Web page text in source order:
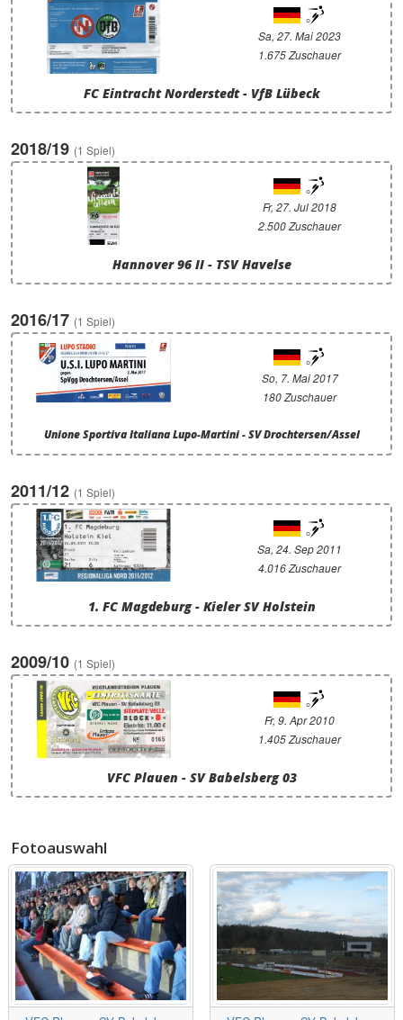
Sa, 27. Mai 2023
1.675 Zuschauer
FC Eintracht Norderstedt - VfB Lübeck
2018/19 (1 Spiel)
Fr, 27. Jul 2018
2.500 Zuschauer
Hannover 96 II - TSV Havelse
2016/17 (1 Spiel)
So, 7. Mai 2017
180 Zuschauer
Unione Sportiva Italiana Lupo-Martini - SV Drochtersen/Assel
2011/12 (1 Spiel)
Sa, 24. Sep 2011
4.016 Zuschauer
1. FC Magdeburg - Kieler SV Holstein
2009/10 (1 Spiel)
Fr, 9. Apr 2010
1.405 Zuschauer
VFC Plauen - SV Babelsberg 03
Fotoauswahl